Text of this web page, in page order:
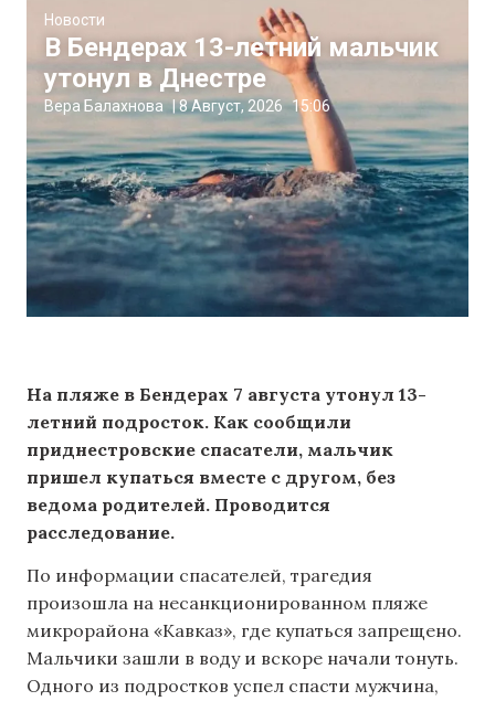
Новости
В Бендерах 13-летний мальчик
утонул в Днестре
Вера Балахнова |8 Август, 2026 15:06
На пляже в Бендерах 7 августа утонул 13-
летний подросток. Как сообщили
приднестровские спасатели, мальчик
пришел купаться вместе с другом, без
ведома родителей. Проводится
расследование.
По информации спасателей, трагедия
произошла на несанкционированном пляже
микрорайона «Кавказ», где купаться запрещено.
Мальчики зашли в воду и вскоре начали тонуть.
Одного из подростков успел спасти мужчина,